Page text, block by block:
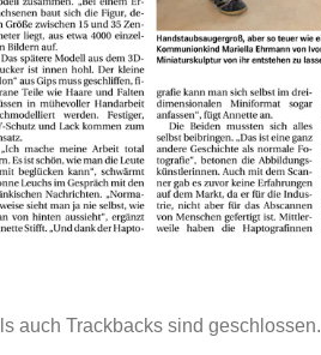
auch Trackbacks sind geschlossen.